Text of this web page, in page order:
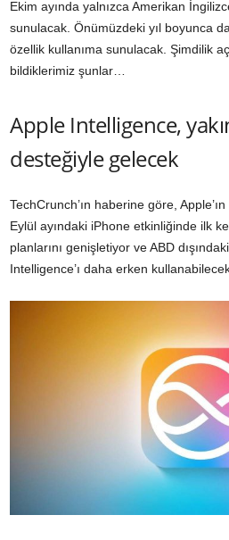
Ekim ayında yalnızca Amerikan
sunulacak. Önümüzdeki yıl boyunca
özellik kullanıma sunulacak. Şimdilik
bildiklerimiz şunlar…
Apple Intelligence,
desteğiyle gelecek
TechCrunch’ın haberine göre,
Eylül ayındaki iPhone etkinliğinde ilk
planlarını genişletiyor ve ABD
Intelligence’ı daha erken